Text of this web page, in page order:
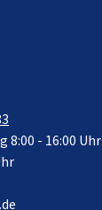
8:00 - 16:00 Uhr